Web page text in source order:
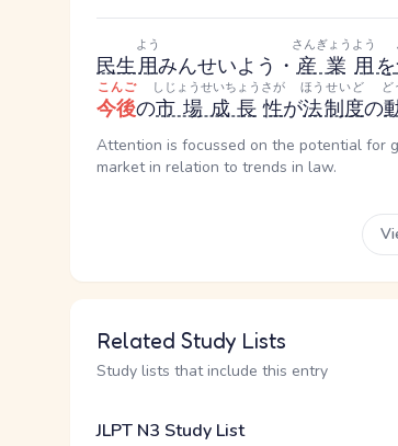
民生用
よう
みんせいよう ・ 産業
さんぎょう
用
よう
を
今後
こんご
の市場成長
しじょうせいちょう
性
さが
が法
ほう
制度
せいど
の
ど
Attention is focussed on the potential for
market in relation to trends in law.
Related Study Lists
Study lists that include this entry
JLPT N3 Study List